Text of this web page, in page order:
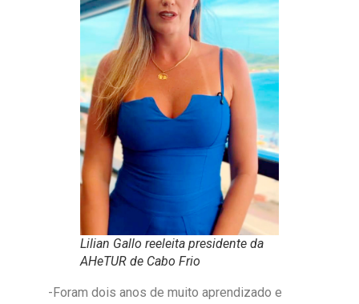
Lilian Gallo reeleita presidente da
AHeTUR de Cabo Frio
-Foram dois anos de muito aprendizado e